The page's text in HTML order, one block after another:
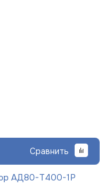
Сравнить
АД80-Т400-1Р